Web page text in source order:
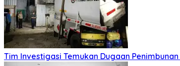
Tim Investigasi Temukan Dugaan